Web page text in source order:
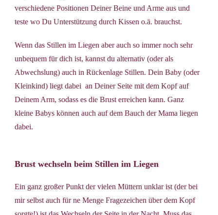
verschiedene Positionen Deiner Beine und Arme aus und
teste wo Du Unterstützung durch Kissen o.ä. brauchst.
Wenn das Stillen im Liegen aber auch so immer noch sehr
unbequem für dich ist, kannst du alternativ (oder als
Abwechslung) auch in Rückenlage Stillen. Dein Baby (oder
Kleinkind) liegt dabei an Deiner Seite mit dem Kopf auf
Deinem Arm, sodass es die Brust erreichen kann. Ganz
kleine Babys können auch auf dem Bauch der Mama liegen
dabei.
Brust wechseln beim Stillen im Liegen
Ein ganz großer Punkt der vielen Müttern unklar ist (der bei
mir selbst auch für ne Menge Fragezeichen über dem Kopf